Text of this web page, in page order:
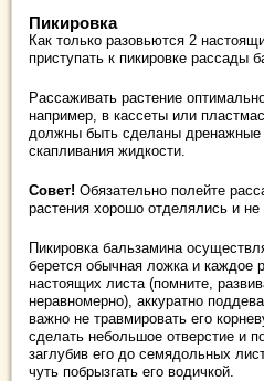
Пикировка
Как только разовьются 2
приступать к пикировке рассады
Рассаживать растение
например, в кассеты или
должны быть сделаны дренажные
скапливания жидкости.
Совет! Обязательно полейте
растения хорошо отделялись и не
Пикировка бальзамина
берется обычная ложка и каждое
настоящих листа (помните,
неравномерно), аккуратно
важно не травмировать его
сделать небольшое отверстие и
заглубив его до семядольных
чуть побрызгать его водичкой.